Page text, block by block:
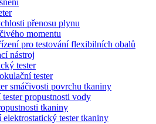
přenosu plynu
momentu
pro testování flexibilních obalů
nástroj
tester
tester
smáčivosti povrchu tkaniny
propustnosti vody
tkaniny
tester tkaniny